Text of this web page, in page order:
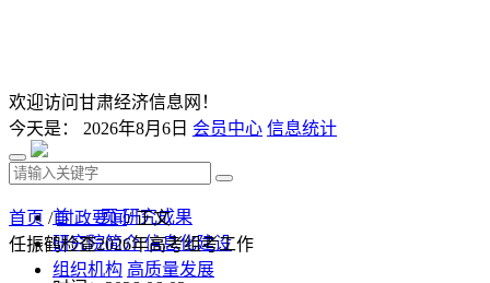
欢迎访问甘肃经济信息网！
今天是： 2026年8月6日 会员中心 信息统计
首 页 研究成果
研究院简介 信息化建设
组织机构 高质量发展
首页 /时政要闻/ 正文
任振鹤检查2026年高考组考工作